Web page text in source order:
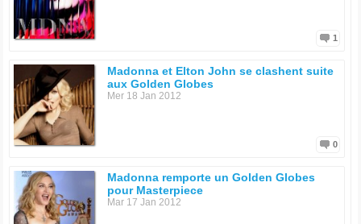
1
Madonna et Elton John se clashent suite
aux Golden Globes
Mer 18 Jan 2012
0
Madonna remporte un Golden Globes
pour Masterpiece
Mar 17 Jan 2012